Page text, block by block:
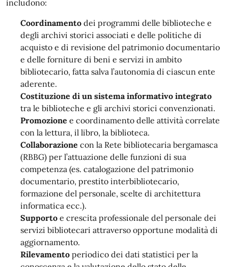
includono:
Coordinamento dei programmi delle biblioteche e
degli archivi storici associati e delle politiche di
acquisto e di revisione del patrimonio documentario
e delle forniture di beni e servizi in ambito
bibliotecario, fatta salva l’autonomia di ciascun ente
aderente.
Costituzione di un sistema informativo integrato
tra le biblioteche e gli archivi storici convenzionati.
Promozione e coordinamento delle attività correlate
con la lettura, il libro, la biblioteca.
Collaborazione con la Rete bibliotecaria bergamasca
(RBBG) per l’attuazione delle funzioni di sua
competenza (es. catalogazione del patrimonio
documentario, prestito interbibliotecario,
formazione del personale, scelte di architettura
informatica ecc.).
Supporto e crescita professionale del personale dei
servizi bibliotecari attraverso opportune modalità di
aggiornamento.
Rilevamento periodico dei dati statistici per la